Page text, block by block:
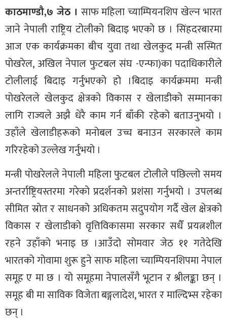
काठमाण्डौ,७ जेठ । साफ महिला च्याम्पियनशिप खेल्न भारत
जाने नेपाली राष्ट्रिय टोलीको बिदाइ भएको छ । सिंहदरबारमा
आज एक कार्यक्रमका बीच युवा तथा खेलकुद मन्त्री सस्मित
पोखरेल, अखिल नेपाल फुटबल संघ -एन्फा)का पदाधिकारीले
टोलीलाई बिदाइ गर्नुभएको हो ।बिदाइ कार्यक्रममा मन्त्री
पोखरेलले खेलकुद क्षेत्रको विकास र खेलाडीको सम्मानका
लागि राज्यले अझै धेरै काम गर्न बाँकी रहेको बताउनुभयो ।
उहाँले खेलाडीहरूको मनोबल उच्च बनाउन सरकारले काम
गरिरहेको उल्लेख गर्नुभयो ।
मन्त्री पोखरेलले नेपाली महिला फुटबल टोलीले पछिल्लो समय
अन्तर्राष्ट्रियस्तरमा गरेको प्रदर्शनको प्रशंसा गर्नुभयो । उपलब्ध
सीमित स्रोत र साधनको अधिकतम सदुपयोग गर्दै खेल क्षेत्रको
विकास र खेलाडीको वृत्तिविकासमा सरकार सधैँ प्रयत्नशील
रहने उहाँको भनाइ छ ।आउँदो सोमवार जेठ ११ गतेदेखि
भारतको गोवामा शुरू हुने साफ महिला च्याम्पियनशिपमा नेपाल
समूह ए मा छ । यो समूहमा नेपालसँगै भूटान र श्रीलङ्का छन् ।
समूह बी मा साविक विजेता बङ्गलादेश, भारत र माल्दिभ्स रहेका
छन् ।